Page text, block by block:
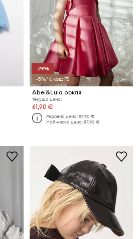
-29%
-5%* с код: FS
Abel&Lula рокля
Текуща цена:
61,90 €
Редовна цена:87,90 €
Най-ниска цена:87,90 €